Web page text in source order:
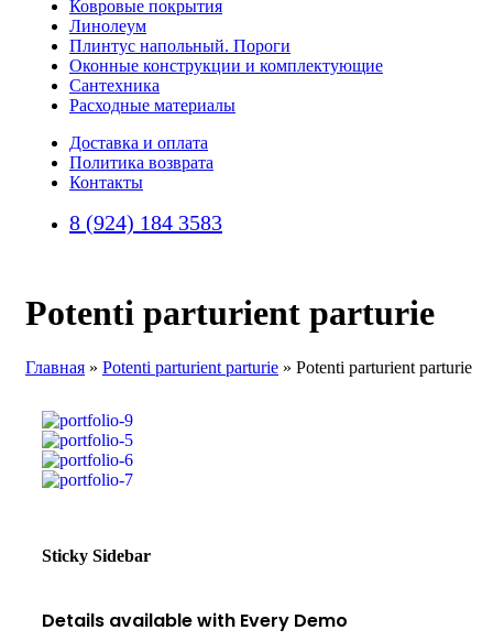
Ковровые покрытия
Линолеум
Плинтус напольный. Пороги
Оконные конструкции и комплектующие
Сантехника
Расходные материалы
Доставка и оплата
Политика возврата
Контакты
8 (924) 184 3583
Potenti parturient parturie
Главная » Potenti parturient parturie » Potenti parturient parturie
Sticky Sidebar
Details available with Every Demo